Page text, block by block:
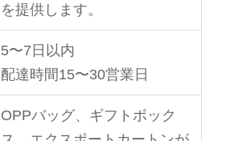
を提供します。
5〜7日以内
配達時間15〜30営業日
OPPバッグ、ギフトボック